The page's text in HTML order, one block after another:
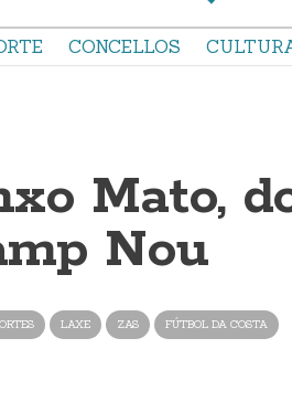
CONCELLOS
Mato,
Nou
LAXE ZAS FÚTBOL DA COSTA